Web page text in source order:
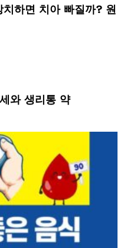
하면 치아 빠질까? 원
와 생리통 약